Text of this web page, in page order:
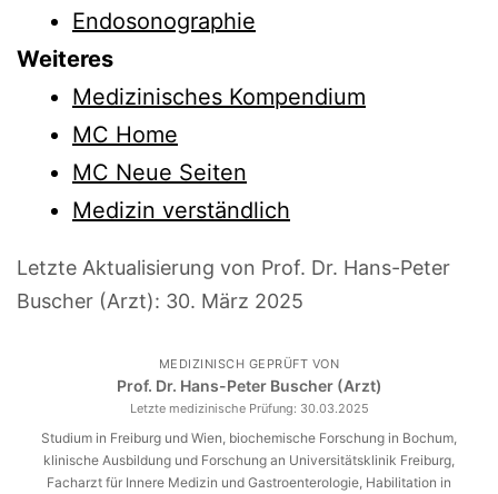
Endosonographie
Weiteres
Medizinisches Kompendium
MC Home
MC Neue Seiten
Medizin verständlich
Letzte Aktualisierung von Prof. Dr. Hans-Peter
Buscher (Arzt): 30. März 2025
MEDIZINISCH GEPRÜFT VON
Prof. Dr. Hans-Peter Buscher (Arzt)
Letzte medizinische Prüfung: 30.03.2025
Studium in Freiburg und Wien, biochemische Forschung in Bochum,
klinische Ausbildung und Forschung an Universitätsklinik Freiburg,
Facharzt für Innere Medizin und Gastroenterologie, Habilitation in